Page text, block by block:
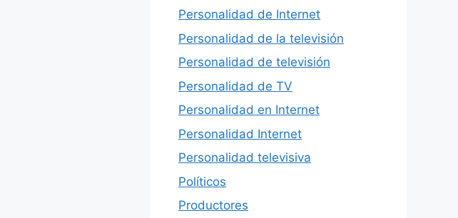
Personalidad de Internet
Personalidad de la televisión
Personalidad de televisión
Personalidad de TV
Personalidad en Internet
Personalidad Internet
Personalidad televisiva
Políticos
Productores